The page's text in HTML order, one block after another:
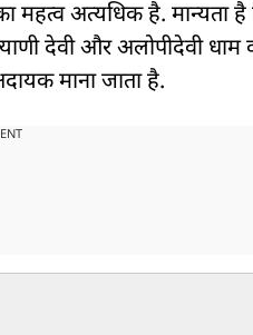
महत्व अत्यधिक है. मान्यता
देवी और अलोपीदेवी धाम
माना जाता है.